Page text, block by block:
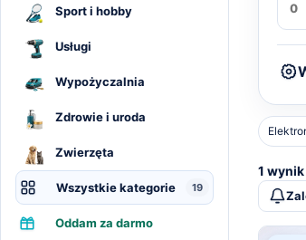
Sport i hobby
Usługi
Wypożyczalnia
Zdrowie i uroda
Zwierzęta
Wszystkie kategorie 19
Oddam za darmo
1 wynik